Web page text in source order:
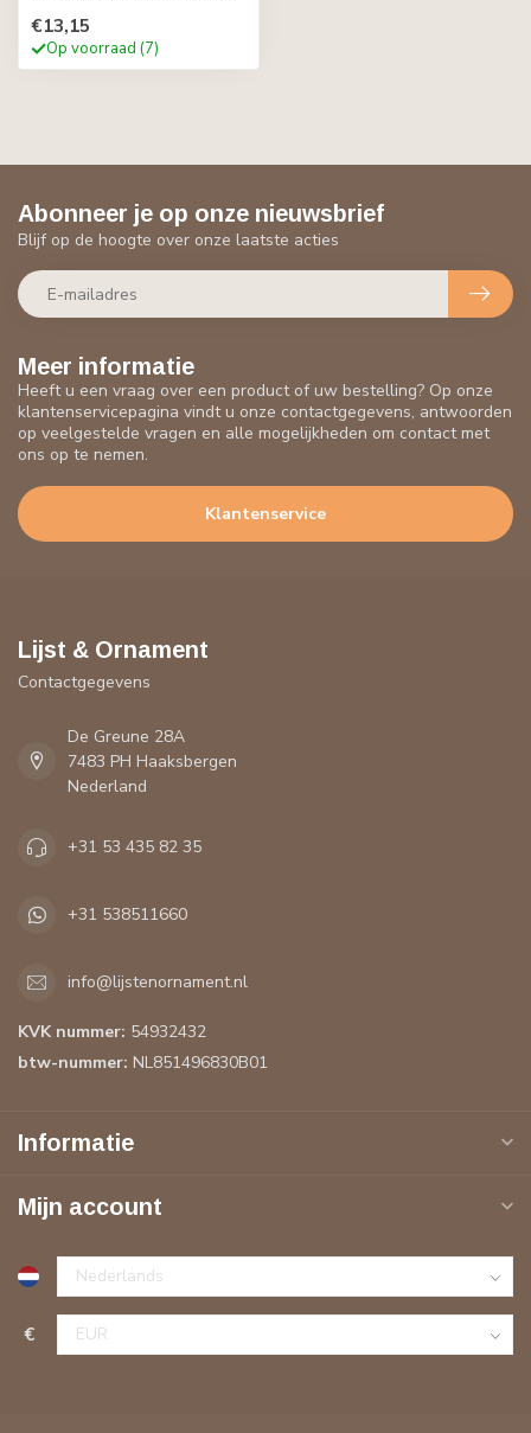
€13,15
Op voorraad (7)
Meer informatie
Heeft u een vraag over een product of uw bestelling? Op onze
klantenservicepagina vindt u onze contactgegevens, antwoorden
op veelgestelde vragen en alle mogelijkheden om contact met
ons op te nemen.
Klantenservice
Abonneer je op onze nieuwsbrief
Blijf op de hoogte over onze laatste acties
Lijst & Ornament
Contactgegevens
De Greune 28A
7483 PH Haaksbergen
Nederland
+31 53 435 82 35
+31 538511660
info@lijstenornament.nl
KVK nummer: 54932432
btw-nummer: NL851496830B01
Informatie
Mijn account
€